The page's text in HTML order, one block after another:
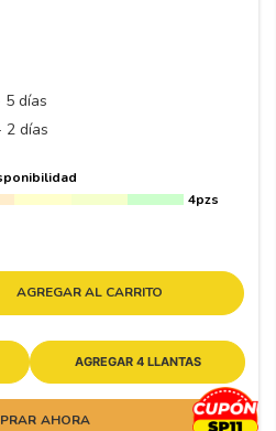
5 días
2 días
4pzs
AGREGAR AL CARRITO
AGREGAR 4 LLANTAS
AHORA